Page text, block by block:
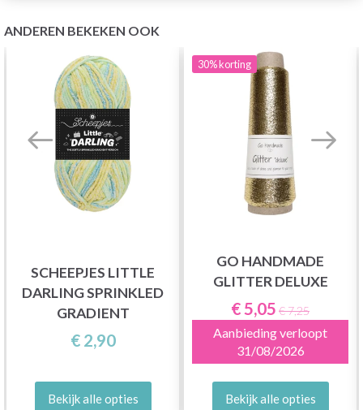
ANDEREN BEKEKEN OOK
SCHEEPJES LITTLE
DARLING SPRINKLED
GRADIENT
€ 2,90
Bekijk alle opties
30%korting
GO HANDMADE
GLITTER DELUXE
€ 5,05 € 7,25
Aanbieding verloopt
31/08/2026
Bekijk alle opties